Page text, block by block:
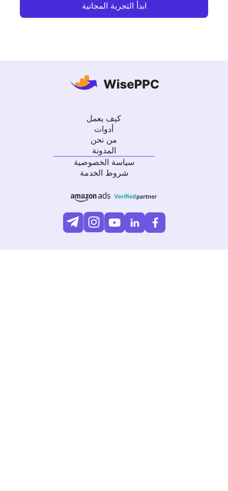
ابدأ التجربة المجانية
كيف يعمل
من نحن
سياسة الخصوصية
شروط الخدمة